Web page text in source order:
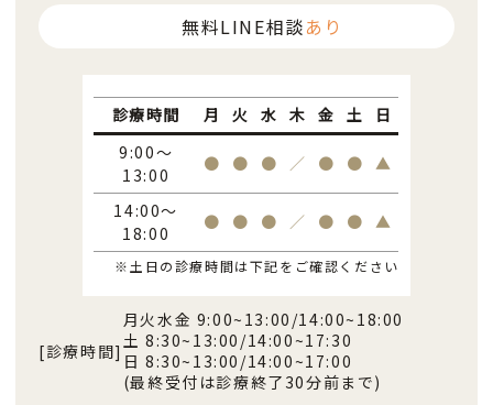
無料LINE相談あり
診療時間 月 火 水 木 金 土
日
9:00～
13:00
● ● ● ／ ● ● ▲
14:00～
18:00
● ● ● ／ ● ● ▲
※土日の診療時間は下記をご確認ください
[診療時間]
月火水金 9:00~13:00/14:00~18:00
土 8:30~13:00/14:00~17:30
日 8:30~13:00/14:00~17:00
(最終受付は診療終了30分前まで)